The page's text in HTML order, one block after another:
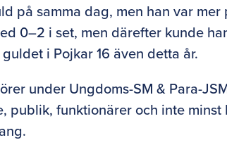
på samma dag, men han var mer
0–2 i set, men därefter kunde
i Pojkar 16 även detta år.
under Ungdoms-SM & Para-
publik, funktionärer och inte minst